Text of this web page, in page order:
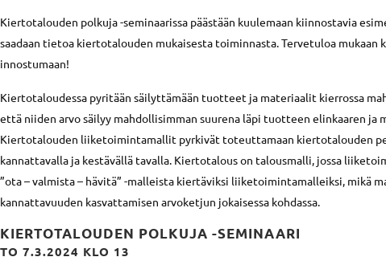
Kiertotalouden polkuja -seminaarissa päästään kuulemaan kiinnostavia
saadaan tietoa kiertotalouden mukaisesta toiminnasta. Tervetuloa mukaan
innostumaan!
Kiertotaloudessa pyritään säilyttämään tuotteet ja materiaalit kierrossa
että niiden arvo säilyy mahdollisimman suurena läpi tuotteen elinkaaren ja
Kiertotalouden liiketoimintamallit pyrkivät toteuttamaan kiertotalouden
kannattavalla ja kestävällä tavalla. Kiertotalous on talousmalli, jossa
”ota – valmista – hävitä” -malleista kiertäviksi liiketoimintamalleiksi, mikä
kannattavuuden kasvattamisen arvoketjun jokaisessa kohdassa.
KIERTOTALOUDEN POLKUJA -SEMINAARI
TO 7.3.2024 KLO 13